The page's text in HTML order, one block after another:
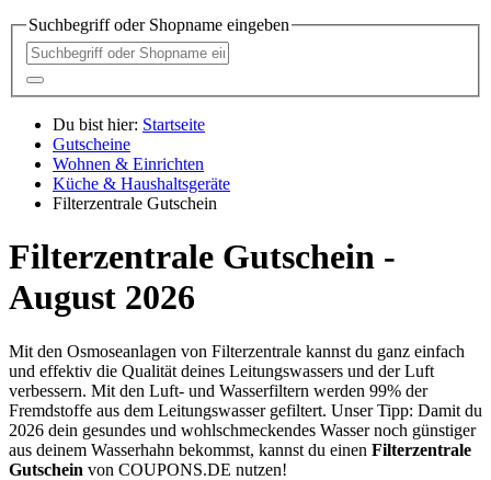
Suchbegriff oder Shopname eingeben
Du bist hier: Startseite
Gutscheine
Wohnen & Einrichten
Küche & Haushaltsgeräte
Filterzentrale Gutschein
Filterzentrale Gutschein -
August 2026
Mit den Osmoseanlagen von Filterzentrale kannst du ganz einfach
und effektiv die Qualität deines Leitungswassers und der Luft
verbessern. Mit den Luft- und Wasserfiltern werden 99% der
Fremdstoffe aus dem Leitungswasser gefiltert. Unser Tipp: Damit du
2026 dein gesundes und wohlschmeckendes Wasser noch günstiger
aus deinem Wasserhahn bekommst, kannst du einen Filterzentrale
Gutschein von COUPONS.DE nutzen!